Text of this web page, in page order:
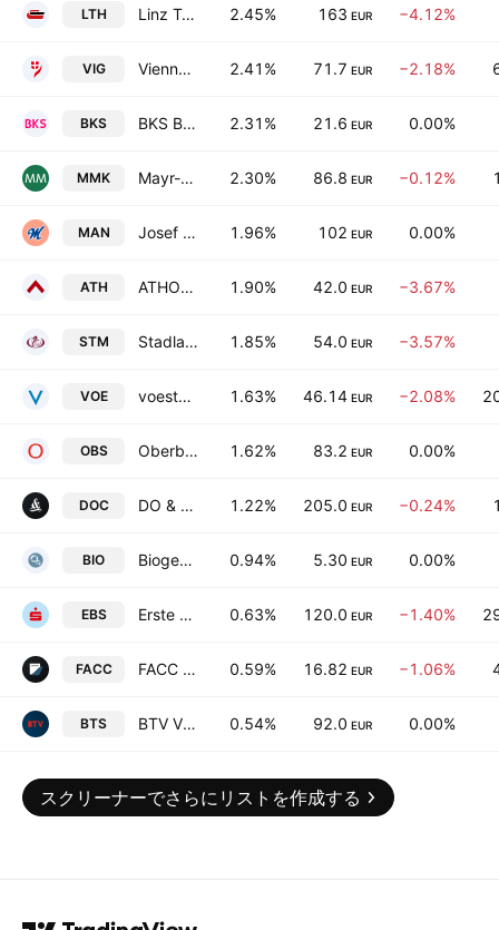
LTH Linz Textil Holding Aktiengesellschaft 2.45% 163 EUR −4.12%
VIG Vienna Insurance Group AG 2.41% 71.7 EUR −2.18%
BKS BKS Bank AG 2.31% 21.6 EUR 0.00%
MMK Mayr-Melnhof Karton AG 2.30% 86.8 EUR −0.12%
MAN Josef Manner & Comp. AG 1.96% 102 EUR 0.00%
ATH ATHOS Immobilien AG 1.90% 42.0 EUR −3.67%
STM Stadlauer Malzfabrik AG 1.85% 54.0 EUR −3.57%
VOE voestalpine AG 1.63% 46.14 EUR −2.08%
OBS Oberbank AG 1.62% 83.2 EUR 0.00%
DOC DO & CO Aktiengesellschaft 1.22% 205.0 EUR −0.24%
BIO Biogena Group Invest AG 0.94% 5.30 EUR 0.00%
EBS Erste Group Bank AG 0.63% 120.0 EUR −1.40%
FACC FACC AG 0.59% 16.82 EUR −1.06%
BTS BTV Vier Lander Bank AG 0.54% 92.0 EUR 0.00%
スクリーナーでさらにリストを作成する